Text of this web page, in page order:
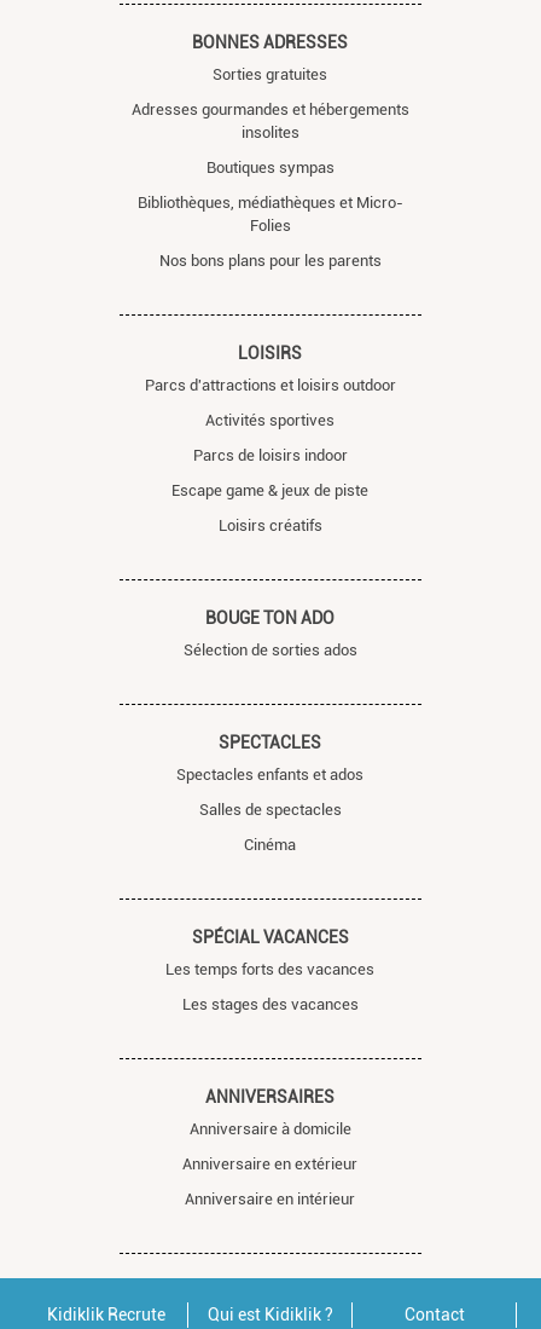
BONNES ADRESSES
Sorties gratuites
Adresses gourmandes et hébergements
insolites
Boutiques sympas
Bibliothèques, médiathèques et Micro-
Folies
Nos bons plans pour les parents
LOISIRS
Parcs d'attractions et loisirs outdoor
Activités sportives
Parcs de loisirs indoor
Escape game & jeux de piste
Loisirs créatifs
BOUGE TON ADO
Sélection de sorties ados
SPECTACLES
Spectacles enfants et ados
Salles de spectacles
Cinéma
SPÉCIAL VACANCES
Les temps forts des vacances
Les stages des vacances
ANNIVERSAIRES
Anniversaire à domicile
Anniversaire en extérieur
Anniversaire en intérieur
Kidiklik Recrute Qui est Kidiklik ? Contact